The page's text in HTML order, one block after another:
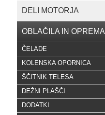
DELI MOTORJA
OBLAČILA IN OPREMA
ČELADE
KOLENSKA OPORNICA
ŠČITNIK TELESA
DEŽNI PLAŠČI
DODATKI